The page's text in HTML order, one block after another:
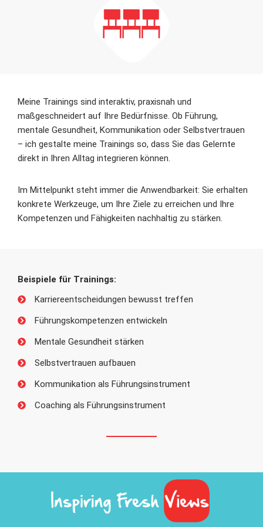
Meine Trainings sind interaktiv, praxisnah und
maßgeschneidert auf Ihre Bedürfnisse. Ob Führung,
mentale Gesundheit, Kommunikation oder Selbstvertrauen
– ich gestalte meine Trainings so, dass Sie das Gelernte
direkt in Ihren Alltag integrieren können.
Im Mittelpunkt steht immer die Anwendbarkeit: Sie erhalten
konkrete Werkzeuge, um Ihre Ziele zu erreichen und Ihre
Kompetenzen und Fähigkeiten nachhaltig zu stärken.
Beispiele für Trainings:
Karriereentscheidungen bewusst treffen
Führungskompetenzen entwickeln
Mentale Gesundheit stärken
Selbstvertrauen aufbauen
Kommunikation als Führungsinstrument
Coaching als Führungsinstrument